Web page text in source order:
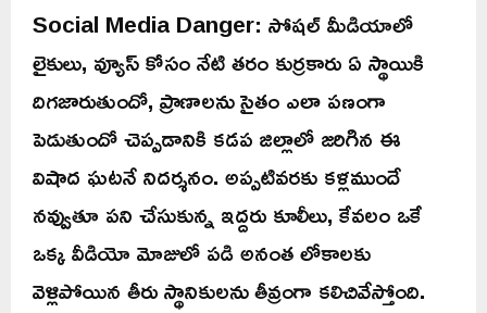
Social Media Danger: సోషల్ మీడియాలో
లైకులు, వ్యూస్ కోసం నేటి తరం కుర్రకారు ఏ స్థాయికి
దిగజారుతుందో, ప్రాణాలను సైతం ఎలా పణంగా
పెడుతుందో చెప్పడానికి కడప జిల్లాలో జరిగిన ఈ
విషాద ఘటనే నిదర్శనం. అప్పటివరకు కళ్లముందే
నవ్వుతూ పని చేసుకున్న ఇద్దరు కూలీలు, కేవలం ఒకే
ఒక్క వీడియో మోజులో పడి అనంత లోకాలకు
వెళ్లిపోయిన తీరు స్థానికులను తీవ్రంగా కలిచివేస్తోంది.